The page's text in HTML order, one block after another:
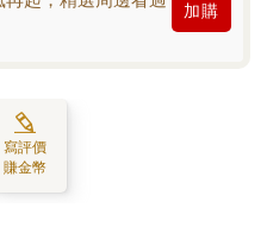
加購
寫評價
賺金幣